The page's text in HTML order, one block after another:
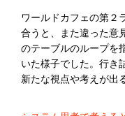
ワールドカフェの第２
合うと、また違った意
のテーブルのループを
いた様子でした。行き
新たな視点や考えが出